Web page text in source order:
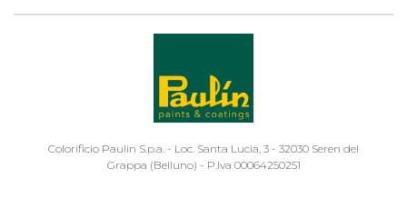
Colorificio Paulin S.p.a. - Loc. Santa Lucia, 3 - 32030 Seren del
Grappa (Belluno) - P.Iva 00064250251